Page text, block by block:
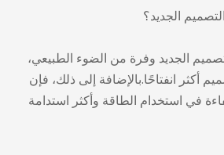
الجديد وفرة من الضوء الطبيعي،
أكثر انفتاحًا.بالإضافة إلى ذلك، فإن
في استخدام الطاقة وأكثر استدامة